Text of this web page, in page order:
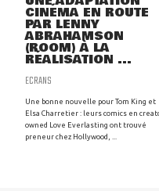
CINÉMA EN ROUTE
PAR LENNY
ABRAHAMSON
(ROOM) À LA
RÉALISATION ...
ECRANS
Une bonne nouvelle pour Tom King et
Elsa Charretier : leurs comics en
owned Love Everlasting ont trouvé
preneur chez Hollywood, ...